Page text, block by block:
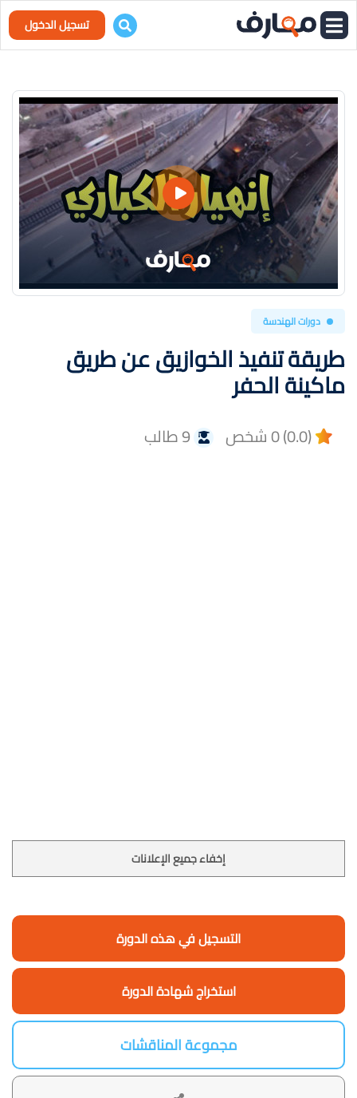
تسجيل الدخول
دورات الهندسة
طريقة تنفيذ الخوازيق عن طريق
ماكينة الحفر
(0.0) 0 شخص 9 طالب
إخفاء جميع الإعلانات
التسجيل في هذه الدورة
استخراج شهادة الدورة
مجموعة المناقشات